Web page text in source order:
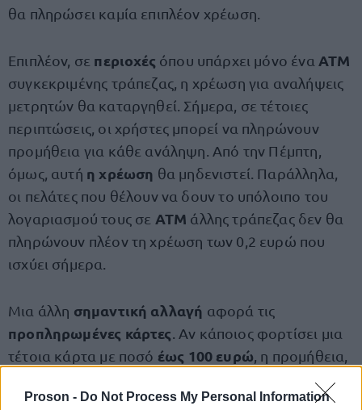
Proson - Do Not Process My Personal Information
θα πληρώσει καμία επιπλέον χρέωση.
Επιπλέον, σε περιοχές όπου υπάρχει μόνο ένα ΑΤΜ
συγκεκριμένης τράπεζας, η χρέωση για αναλήψεις
μετρητών θα καταργηθεί. Σήμερα, σε τέτοιες
περιπτώσεις, οι χρήστες μπορεί να πληρώνουν
προμήθεια για κάθε ανάληψη. Από την Πέμπτη,
όμως, αυτή η χρέωση θα μηδενιστεί. Παράλληλα,
οι πελάτες που θέλουν να δουν το υπόλοιπο του
λογαριασμού τους σε ΑΤΜ άλλης τράπεζας δεν θα
πληρώνουν πλέον τη χρέωση των 0,2 ευρώ που
ισχύει σήμερα.
Μια άλλη σημαντική αλλαγή αφορά τις
προπληρωμένες κάρτες . Αν κάποιος φορτίσει μια
τέτοια κάρτα με ποσό έως 100 ευρώ , η προμήθεια,
πλήρως. Για μεγαλύτερα ποσά φόρτισης, οι